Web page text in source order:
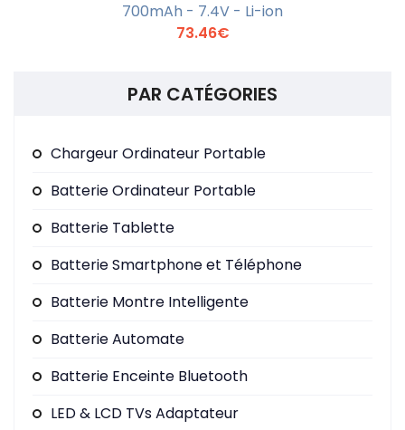
En savoir +
700mAh - 7.4V - Li-ion
73.46€
PAR CATÉGORIES
Chargeur Ordinateur Portable
Batterie Ordinateur Portable
Batterie Tablette
Batterie Smartphone et Téléphone
Batterie Montre Intelligente
Batterie Automate
Batterie Enceinte Bluetooth
LED & LCD TVs Adaptateur